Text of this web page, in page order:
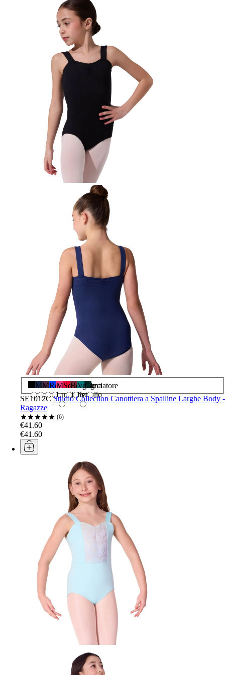
Nero
Marina
Melanzana
Reale
Mora
Luminoso
Scarlatto
Borgogna
Verde
Petrolio
Cacciatore
SE1012C Studio Collection Canottiera a Spalline Larghe Body -
Ragazze
6
€41.60
€41.60